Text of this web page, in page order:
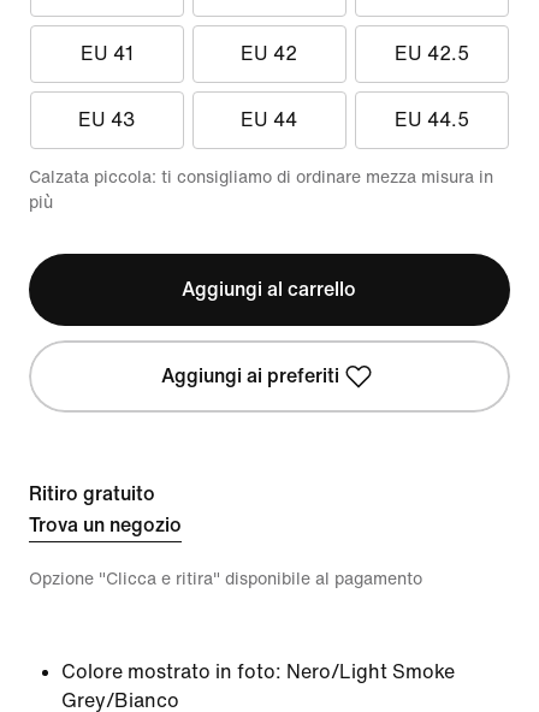
EU 41 EU 42 EU 42.5
EU 43 EU 44 EU 44.5
Calzata piccola: ti consigliamo di ordinare mezza misura in
più
Aggiungi al carrello
Aggiungi ai preferiti
Ritiro gratuito
Trova un negozio
Opzione "Clicca e ritira" disponibile al pagamento
Colore mostrato in foto: Nero/Light Smoke
Grey/Bianco